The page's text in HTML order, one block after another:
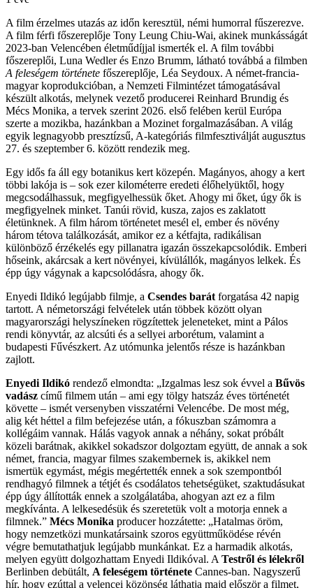
A film érzelmes utazás az időn keresztül, némi humorral fűszerezve.
A film férfi főszereplője Tony Leung Chiu-Wai, akinek munkásságát
2023-ban Velencében életműdíjjal ismerték el. A film további
főszereplői, Luna Wedler és Enzo Brumm, látható továbbá a filmben
A feleségem története főszereplője, Léa Seydoux. A német-francia-
magyar koprodukcióban, a Nemzeti Filmintézet támogatásával
készült alkotás, melynek vezető producerei Reinhard Brundig és
Mécs Monika, a tervek szerint 2026. első felében kerül Európa
szerte a mozikba, hazánkban a Mozinet forgalmazásában. A világ
egyik legnagyobb presztízsű, A-kategóriás filmfesztiválját augusztus
27. és szeptember 6. között rendezik meg.
Egy idős fa áll egy botanikus kert közepén. Magányos, ahogy a kert
többi lakója is – sok ezer kilométerre eredeti élőhelyüktől, hogy
megcsodálhassuk, megfigyelhessük őket. Ahogy mi őket, úgy ők is
megfigyelnek minket. Tanúi rövid, kusza, zajos es zaklatott
életünknek. A film három történetet mesél el, ember és növény
három tétova találkozását, amikor ez a kétfajta, radikálisan
különböző érzékelés egy pillanatra igazán összekapcsolódik. Emberi
hőseink, akárcsak a kert növényei, kívülállók, magányos lelkek. És
épp úgy vágynak a kapcsolódásra, ahogy ők.
Enyedi Ildikó legújabb filmje, a Csendes barát forgatása 42 napig
tartott. A németországi felvételek után többek között olyan
magyarországi helyszíneken rögzítettek jeleneteket, mint a Pálos
rendi könyvtár, az alcsúti és a sellyei arborétum, valamint a
budapesti Fűvészkert. Az utómunka jelentős része is hazánkban
zajlott.
Enyedi Ildikó rendező elmondta: „Izgalmas lesz sok évvel a Bűvös
vadász című filmem után – ami egy tölgy hatszáz éves történetét
követte – ismét versenyben visszatérni Velencébe. De most még,
alig két héttel a film befejezése után, a fókuszban számomra a
kollégáim vannak. Hálás vagyok annak a néhány, sokat próbált
közeli barátnak, akikkel sokadszor dolgoztam együtt, de annak a sok
német, francia, magyar filmes szakembernek is, akikkel nem
ismertük egymást, mégis megértették ennek a sok szempontból
rendhagyó filmnek a tétjét és csodálatos tehetségüket, szaktudásukat
épp úgy állították ennek a szolgálatába, ahogyan azt ez a film
megkívánta. A lelkesedésük és szeretetük volt a motorja ennek a
filmnek.” Mécs Monika producer hozzátette: „Hatalmas öröm,
hogy nemzetközi munkatársaink szoros együttműködése révén
végre bemutathatjuk legújabb munkánkat. Ez a harmadik alkotás,
melyen együtt dolgozhattam Enyedi Ildikóval. A Testről és lélekről
Berlinben debütált, A feleségem története Cannes-ban. Nagyszerű
hír, hogy ezúttal a velencei közönség láthatja majd először a filmet,